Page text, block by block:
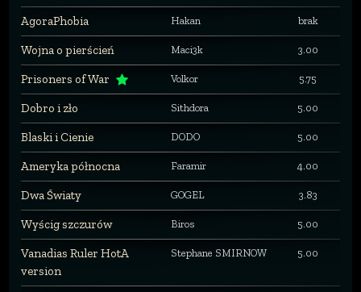
AgoraPhobia Hakan brak
Wojna o pierścień Maci3k 3.00
Prisoners of War Volkor 5.75
Dobro i zło Sithdora 5.00
Blaski i Cienie DODO 5.00
Ameryka północna Faramir 4.00
Dwa Światy GOGEL 3.83
Wyścig szczurów Biros 5.00
Vanadias Ruler HotA
version
Stephane SMIRNOW 5.00